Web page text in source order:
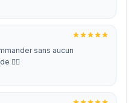
sans aucun
👍🏻